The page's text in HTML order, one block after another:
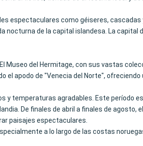
espectaculares como géiseres,
de la capital islandesa. La capital
del Hermitage, con sus vastas
apodo de "Venecia del Norte", ofreciendo
temperaturas agradables. Este período
De finales de abril a finales de agosto,
paisajes espectaculares.
a lo largo de las costas